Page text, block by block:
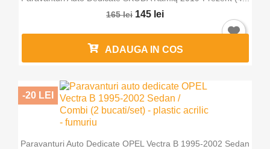
165 lei 145 lei
ADAUGA IN COS
Paravanturi Auto Dedicate OPEL Vectra B 1995-2002 Sedan
-20 LEI